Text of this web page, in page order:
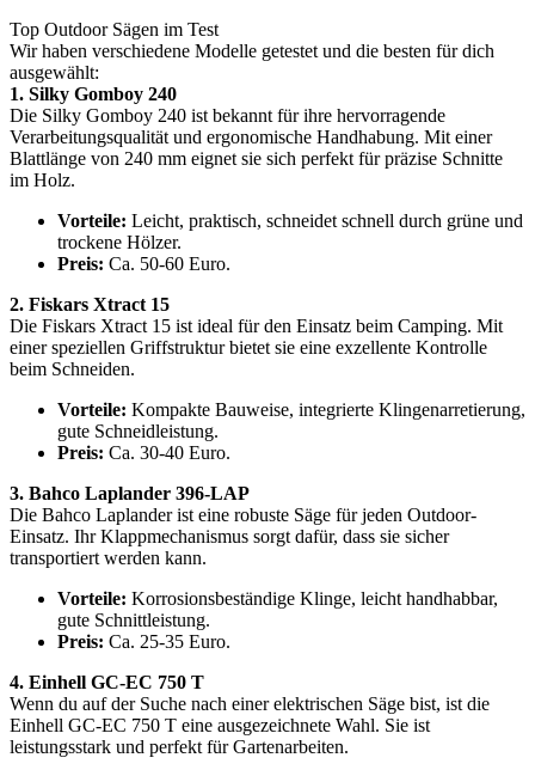
Top Outdoor Sägen im Test
Wir haben verschiedene Modelle getestet und die besten für dich
ausgewählt:
1. Silky Gomboy 240
Die Silky Gomboy 240 ist bekannt für ihre hervorragende
Verarbeitungsqualität und ergonomische Handhabung. Mit einer
Blattlänge von 240 mm eignet sie sich perfekt für präzise Schnitte
im Holz.
Vorteile: Leicht, praktisch, schneidet schnell durch grüne und
trockene Hölzer.
Preis: Ca. 50-60 Euro.
2. Fiskars Xtract 15
Die Fiskars Xtract 15 ist ideal für den Einsatz beim Camping. Mit
einer speziellen Griffstruktur bietet sie eine exzellente Kontrolle
beim Schneiden.
Vorteile: Kompakte Bauweise, integrierte Klingenarretierung,
gute Schneidleistung.
Preis: Ca. 30-40 Euro.
3. Bahco Laplander 396-LAP
Die Bahco Laplander ist eine robuste Säge für jeden Outdoor-
Einsatz. Ihr Klappmechanismus sorgt dafür, dass sie sicher
transportiert werden kann.
Vorteile: Korrosionsbeständige Klinge, leicht handhabbar,
gute Schnittleistung.
Preis: Ca. 25-35 Euro.
4. Einhell GC-EC 750 T
Wenn du auf der Suche nach einer elektrischen Säge bist, ist die
Einhell GC-EC 750 T eine ausgezeichnete Wahl. Sie ist
leistungsstark und perfekt für Gartenarbeiten.